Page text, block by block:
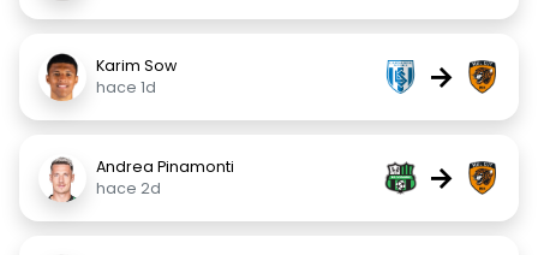
Karim Sow
hace 1d
→
Andrea Pinamonti
hace 2d
→